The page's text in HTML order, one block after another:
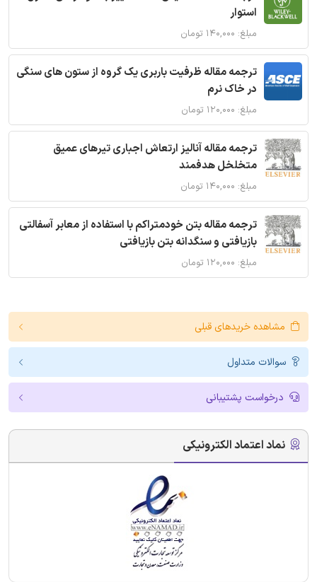
استوار
مبلغ: ۱۴۰,۰۰۰ تومان
ترجمه مقاله ظرفیت باربری یک گروه از ستون های سنگی
در خاک نرم
مبلغ: ۱۲۰,۰۰۰ تومان
ترجمه مقاله آنالیز ارتعاش اجباری تیرهای عمیق
متخلخل هدفمند
مبلغ: ۱۴۰,۰۰۰ تومان
ترجمه مقاله بتن خودمتراکم با استفاده از معابر آسفالتی
بازیافتی و سنگدانه بتن بازیافتی
مبلغ: ۱۲۰,۰۰۰ تومان
مشاهده خریدهای قبلی
سوالات متداول
درخواست پشتیبانی
نماد اعتماد الکترونیکی